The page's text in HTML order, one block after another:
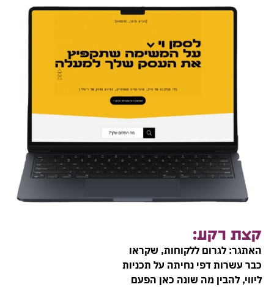
קצת רקע:
האתגר: לגרום ללקוחות, שקראו
כבר עשרות דפי נחיתה על תכניות
ליווי, להבין מה שונה כאן הפעם